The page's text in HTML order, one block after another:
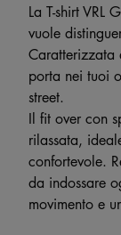
La T-shirt
vuole
Caratterizzata
porta nei tuoi
street.
Il fit over con
rilassata,
confortevole.
da indossare
movimento e